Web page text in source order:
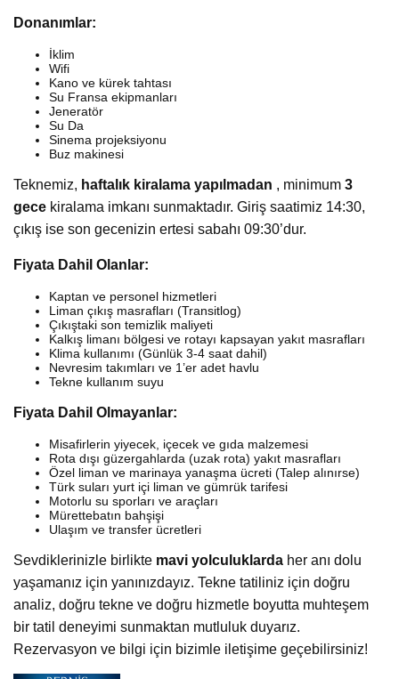
Donanımlar:
İklim
Wifi
Kano ve kürek tahtası
Su Fransa ekipmanları
Jeneratör
Su Da
Sinema projeksiyonu
Buz makinesi
Teknemiz, haftalık kiralama yapılmadan , minimum 3
gece kiralama imkanı sunmaktadır. Giriş saatimiz 14:30,
çıkış ise son gecenizin ertesi sabahı 09:30’dur.
Fiyata Dahil Olanlar:
Kaptan ve personel hizmetleri
Liman çıkış masrafları (Transitlog)
Çıkıştaki son temizlik maliyeti
Kalkış limanı bölgesi ve rotayı kapsayan yakıt masrafları
Klima kullanımı (Günlük 3-4 saat dahil)
Nevresim takımları ve 1’er adet havlu
Tekne kullanım suyu
Fiyata Dahil Olmayanlar:
Misafirlerin yiyecek, içecek ve gıda malzemesi
Rota dışı güzergahlarda (uzak rota) yakıt masrafları
Özel liman ve marinaya yanaşma ücreti (Talep alınırse)
Türk suları yurt içi liman ve gümrük tarifesi
Motorlu su sporları ve araçları
Mürettebatın bahşişi
Ulaşım ve transfer ücretleri
Sevdiklerinizle birlikte mavi yolculuklarda her anı dolu
yaşamanız için yanınızdayız. Tekne tatiliniz için doğru
analiz, doğru tekne ve doğru hizmetle boyutta muhteşem
bir tatil deneyimi sunmaktan mutluluk duyarız.
Rezervasyon ve bilgi için bizimle iletişime geçebilirsiniz!